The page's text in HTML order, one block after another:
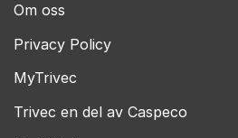
Om oss
Privacy Policy
MyTrivec
Trivec en del av Caspeco